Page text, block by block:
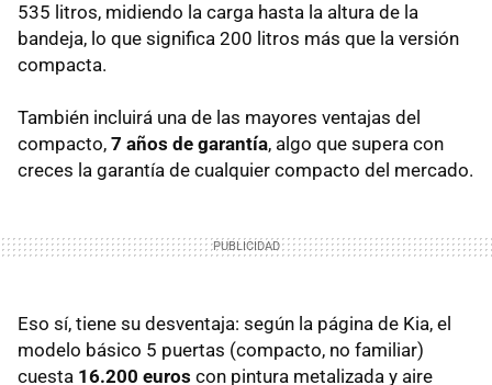
535 litros, midiendo la carga hasta la altura de la
bandeja, lo que significa 200 litros más que la versión
compacta.
También incluirá una de las mayores ventajas del
compacto, 7 años de garantía, algo que supera con
creces la garantía de cualquier compacto del mercado.
Eso sí, tiene su desventaja: según la página de Kia, el
modelo básico 5 puertas (compacto, no familiar)
cuesta 16.200 euros con pintura metalizada y aire